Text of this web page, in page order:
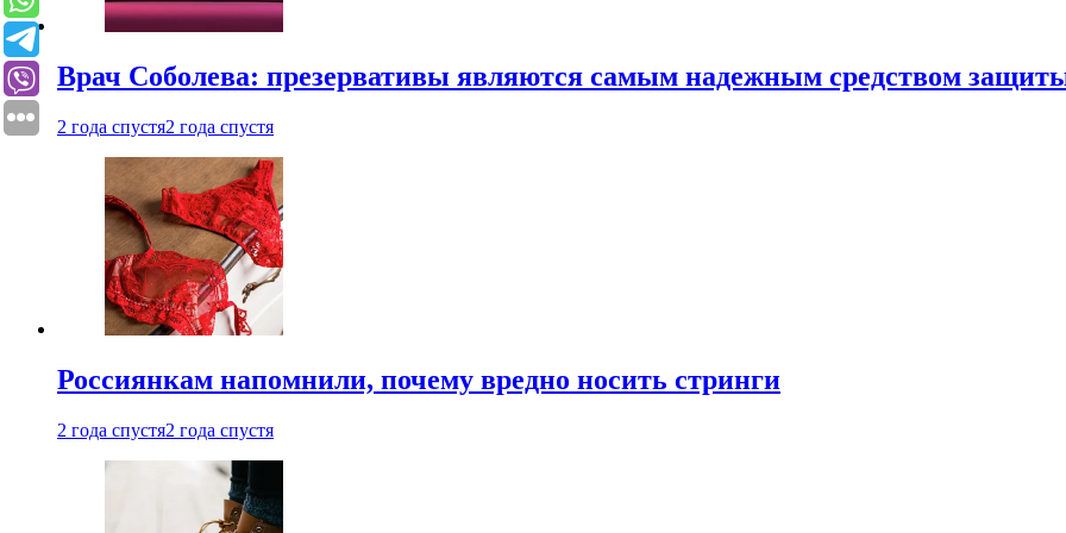
Врач Соболева: презервативы являются самым надежным средством
2 года спустя2 года спустя
Россиянкам напомнили, почему вредно носить стринги
2 года спустя2 года спустя